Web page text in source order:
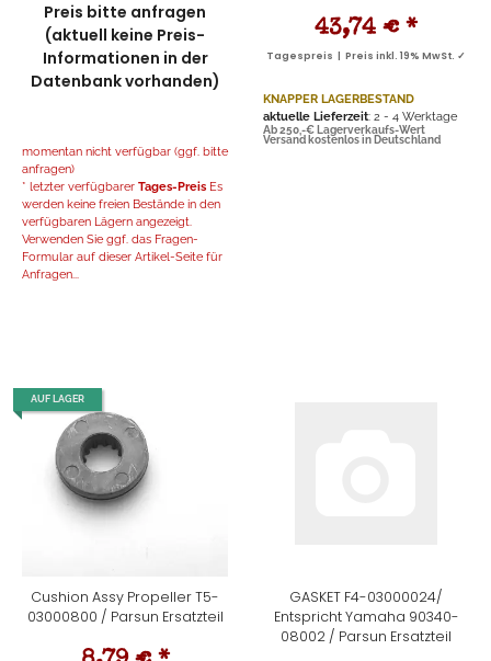
Preis bitte anfragen
(aktuell keine Preis-
Informationen in der
Datenbank vorhanden)
momentan nicht verfügbar (ggf. bitte
anfragen)
* letzter verfügbarer Tages-Preis Es
werden keine freien Bestände in den
verfügbaren Lägern angezeigt.
Verwenden Sie ggf. das Fragen-
Formular auf dieser Artikel-Seite für
Anfragen...
43,74 € *
Tagespreis | Preis inkl. 19% MwSt. ✓
KNAPPER LAGERBESTAND
aktuelle Lieferzeit: 2 - 4 Werktage
Ab 250,-€ Lagerverkaufs-Wert
Versand kostenlos in Deutschland
AUF LAGER
Cushion Assy Propeller T5-
03000800 / Parsun Ersatzteil
GASKET F4-03000024/
Entspricht Yamaha 90340-
08002 / Parsun Ersatzteil